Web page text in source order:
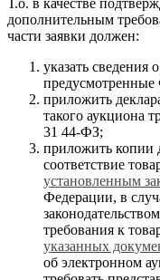
Т.о. в качестве
дополнительным
части заявки должен:
указать сведения
приложить
такого аукциона
31 44-ФЗ;
приложить копии
соответствие
установленным
Федерации, в
требования к
указанных
об электронном